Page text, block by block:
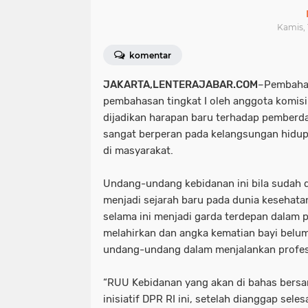
Kamis,
komentar
JAKARTA,LENTERAJABAR.COM
pembahasan tingkat I oleh anggota
dijadikan harapan baru terhadap
sangat berperan pada kelangsungan
di masyarakat.
Undang-undang kebidanan ini bila sudah
menjadi sejarah baru pada dunia
selama ini menjadi garda terdepan dalam
melahirkan dan angka kematian bayi
undang-undang dalam menjalankan
“RUU Kebidanan yang akan di bahas
inisiatif DPR RI ini, setelah dianggap